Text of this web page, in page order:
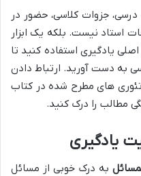
جزوات کلاسی، حضور در
نیست. بلکه یک ابزار
یادگیری استفاده کنید تا
به دست آورید. ارتباط دادن
های مطرح شده در کتاب
مطالب را درک کنید.
یادگیری
به درک خوبی از مسائل